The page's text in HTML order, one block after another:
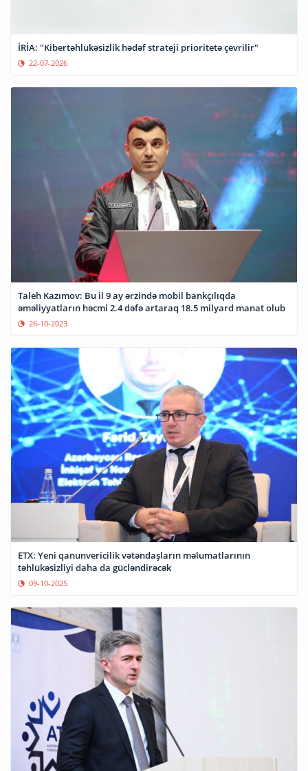
İRİA: "Kibertəhlükəsizlik hədəf strateji prioritetə çevrilir"
22-07-2026
Taleh Kazımov: Bu il 9 ay ərzində mobil bankçılıqda
əməliyyatların həcmi 2.4 dəfə artaraq 18.5 milyard manat olub
26-10-2023
ETX: Yeni qanunvericilik vətəndaşların məlumatlarının
təhlükəsizliyi daha da gücləndirəcək
09-10-2025